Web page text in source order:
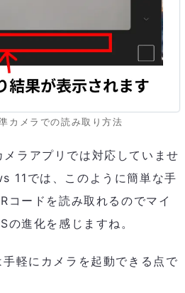
カメラでの読み取り方法
ラアプリでは対応していませ
11では、このように簡単な手
コードを読み取れるのでマイ
の進化を感じますね。
軽にカメラを起動できる点で